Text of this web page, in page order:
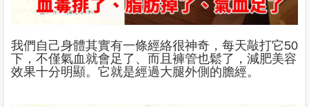
我們自己身體其實有一條經絡很神奇，每天敲打它50
下，不僅氣血就會足了、而且褲管也鬆了，減肥美容
效果十分明顯。它就是經過大腿外側的膽經。